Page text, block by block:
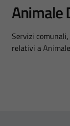
Animale
Dettagli
Servizi
relativi a